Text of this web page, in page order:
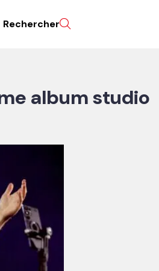
Rechercher
album studio